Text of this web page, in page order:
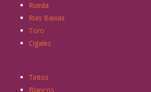
Rueda
Rias Baixas
Toro
Cigales
Tintos
Blancos